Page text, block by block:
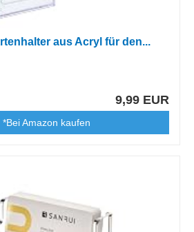
aus Acryl für den...
9,99 EUR
*Bei Amazon kaufen